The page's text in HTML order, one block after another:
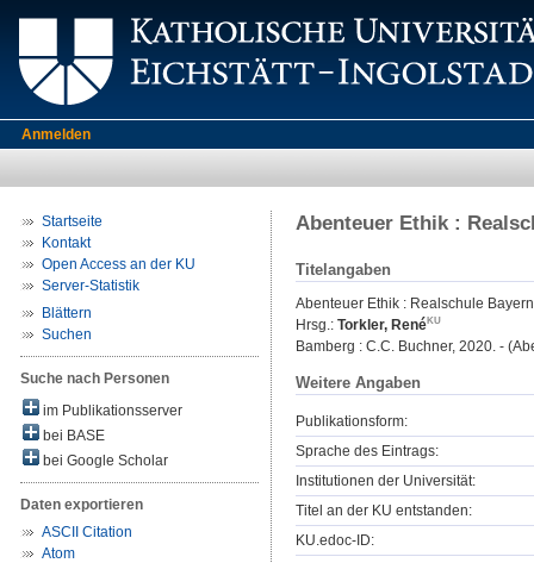
Anmelden
Startseite
Kontakt
Open Access an der KU
Server-Statistik
Blättern
Suchen
Suche nach Personen
im Publikationsserver
bei BASE
bei Google Scholar
Daten exportieren
ASCII Citation
Atom
Abenteuer Ethik :
Titelangaben
Abenteuer Ethik : Realschule
Hrsg.: Torkler, René
Bamberg : C.C. Buchner, 2020. -
Weitere Angaben
Publikationsform:
Sprache des Eintrags:
Institutionen der Universität:
Titel an der KU entstanden:
KU.edoc-ID: